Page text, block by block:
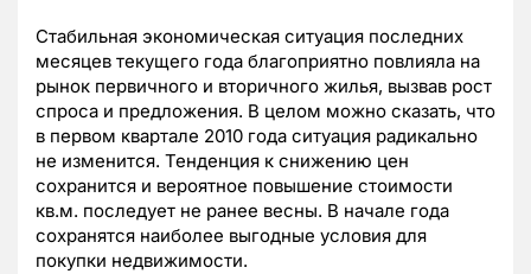
Стабильная экономическая ситуация последних
месяцев текущего года благоприятно повлияла на
рынок первичного и вторичного жилья, вызвав рост
спроса и предложения. В целом можно сказать, что
в первом квартале 2010 года ситуация радикально
не изменится. Тенденция к снижению цен
сохранится и вероятное повышение стоимости
кв.м. последует не ранее весны. В начале года
сохранятся наиболее выгодные условия для
покупки недвижимости.